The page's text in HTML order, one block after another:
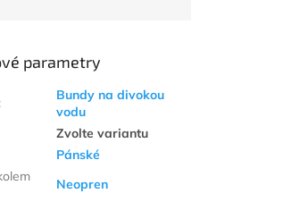
parametry
:
Bundy na divokou
vodu
Zvolte variantu
Pánské
Neopren